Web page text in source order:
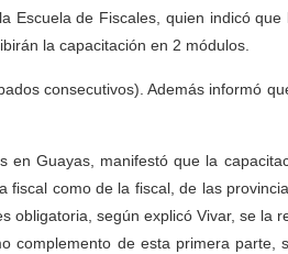
Escuela de Fiscales, quien indicó
la capacitación en 2 módulos.
consecutivos). Además informó
en Guayas, manifestó que la
como de la fiscal, de las
obligatoria, según explicó Vivar, se la
complemento de esta primera parte,